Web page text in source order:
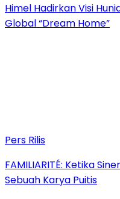
Himel Hadirkan Visi
Global “Dream Home”
Pers Rilis
FAMILIARITÉ: Ketika
Sebuah Karya Puitis